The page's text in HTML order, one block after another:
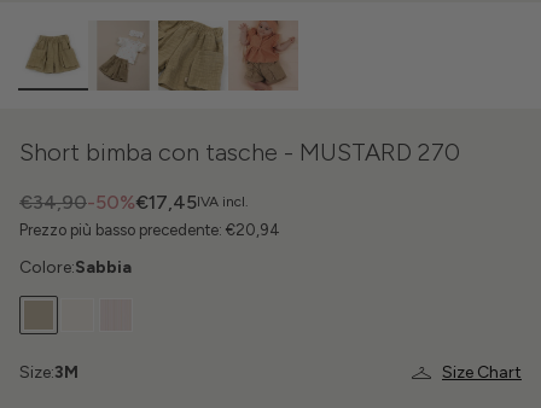
Short bimba con tasche - MUSTARD 270
IVA incl.
-50%
€34,90 €17,45
Prezzo più basso precedente: €20,94
Colore:Sabbia
Size Chart
Size:3M